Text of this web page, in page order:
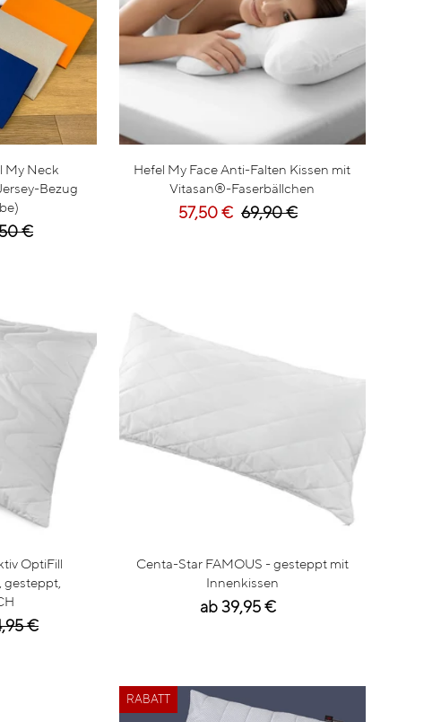
My Neck
Bezug
€
Hefel My Face Anti-Falten Kissen mit
Vitasan®-Faserbällchen
57,50 € 69,90 €
OptiFill
gesteppt,
€
Centa-Star FAMOUS - gesteppt mit
Innenkissen
ab 39,95 €
RABATT